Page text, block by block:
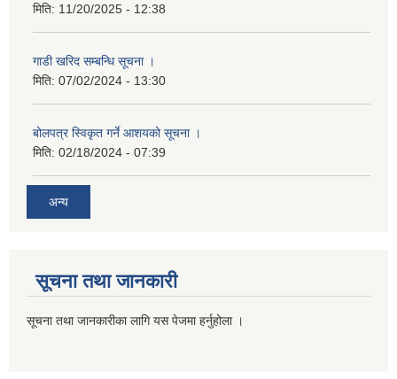
मिति: 11/20/2025 - 12:38
गाडी खरिद सम्बन्धि सूचना ।
मिति: 07/02/2024 - 13:30
बोलपत्र स्विकृत गर्ने आशयको सूचना ।
मिति: 02/18/2024 - 07:39
अन्य
सूचना तथा जानकारी
सूचना तथा जानकारीका लागि यस पेजमा हर्नुहोला ।